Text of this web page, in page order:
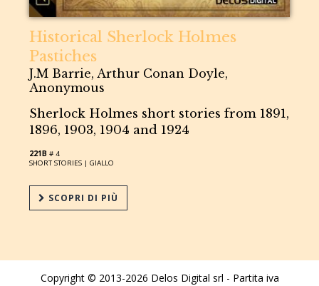
Historical Sherlock Holmes
Pastiches
J.M Barrie, Arthur Conan Doyle,
Anonymous
Sherlock Holmes short stories from 1891,
1896, 1903, 1904 and 1924
221B # 4
SHORT STORIES |GIALLO
SCOPRI DI PIÙ
Copyright © 2013-2026 Delos Digital srl - Partita iva